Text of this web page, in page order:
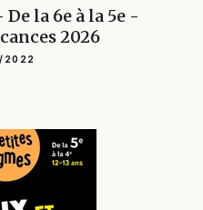
la 6e à la 5e -
2026